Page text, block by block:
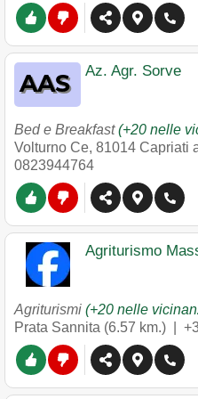
Az. Agr. Sorve
Bed e Breakfast(+20 nelle
Volturno Ce, 81014 Capriati
0823944764
Agriturismo
Agriturismi (+20 nelle
Prata Sannita (6.57 km.) |